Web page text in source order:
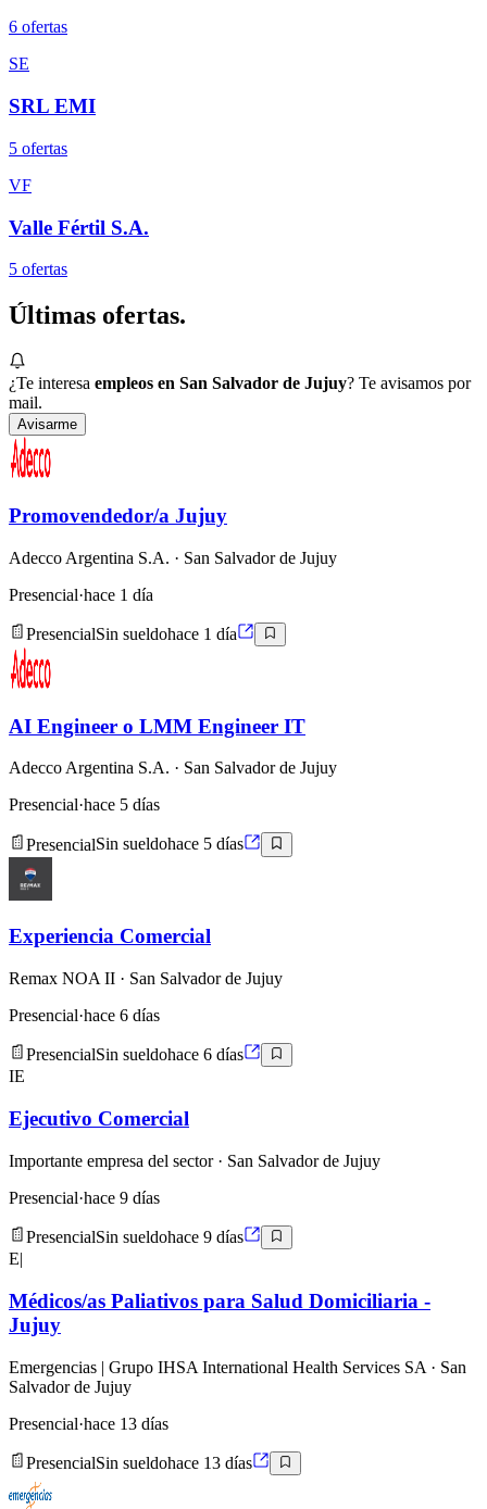
6 ofertas
SE
SRL EMI
5 ofertas
VF
Valle Fértil S.A.
5 ofertas
Últimas ofertas.
¿Te interesa empleos en San Salvador de Jujuy? Te avisamos por
mail.
Avisarme
Promovendedor/a Jujuy
Adecco Argentina S.A. · San Salvador de Jujuy
Presencial·hace 1 día
PresencialSin sueldohace 1 día
AI Engineer o LMM Engineer IT
Adecco Argentina S.A. · San Salvador de Jujuy
Presencial·hace 5 días
PresencialSin sueldohace 5 días
Experiencia Comercial
Remax NOA II · San Salvador de Jujuy
Presencial·hace 6 días
PresencialSin sueldohace 6 días
IE
Ejecutivo Comercial
Importante empresa del sector· San Salvador de Jujuy
Presencial·hace 9 días
PresencialSin sueldohace 9 días
E|
Médicos/as Paliativos para Salud Domiciliaria -
Jujuy
Emergencias | Grupo IHSA International Health Services SA · San
Salvador de Jujuy
Presencial·hace 13 días
PresencialSin sueldohace 13 días